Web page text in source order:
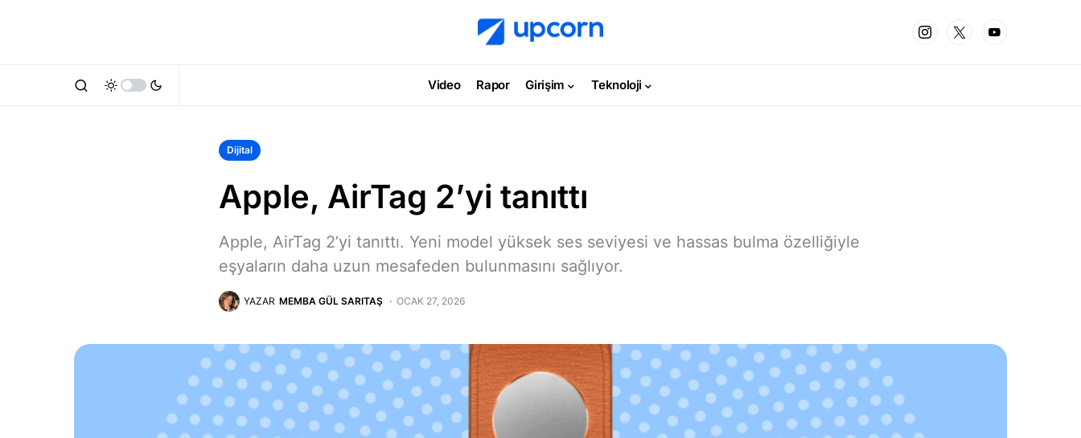
Video Rapor Girişim Teknoloji
Dijital
Apple, AirTag 2’yi tanıttı
Apple, AirTag 2’yi tanıttı. Yeni model yüksek ses seviyesi ve hassas bulma özelliğiyle
eşyaların daha uzun mesafeden bulunmasını sağlıyor.
YAZAR MEMBA GÜL SARITAŞ OCAK 27, 2026